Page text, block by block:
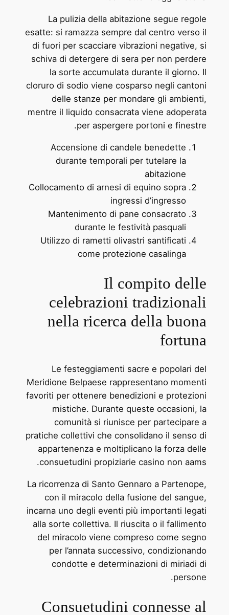
La pulizia della abitazione segue regole
esatte: si ramazza sempre dal centro verso il
di fuori per scacciare vibrazioni negative, si
schiva di detergere di sera per non perdere
la sorte accumulata durante il giorno. Il
cloruro di sodio viene cosparso negli cantoni
delle stanze per mondare gli ambienti,
mentre il liquido consacrata viene adoperata
per aspergere portoni e finestre.
Accensione di candele benedette
durante temporali per tutelare la
abitazione
Collocamento di arnesi di equino sopra
ingressi d’ingresso
Mantenimento di pane consacrato
durante le festività pasquali
Utilizzo di rametti olivastri santificati
come protezione casalinga
Il compito delle
celebrazioni tradizionali
nella ricerca della buona
fortuna
Le festeggiamenti sacre e popolari del
Meridione Belpaese rappresentano momenti
favoriti per ottenere benedizioni e protezioni
mistiche. Durante queste occasioni, la
comunità si riunisce per partecipare a
pratiche collettivi che consolidano il senso di
appartenenza e moltiplicano la forza delle
consuetudini propiziarie casino non aams.
La ricorrenza di Santo Gennaro a Partenope,
con il miracolo della fusione del sangue,
incarna uno degli eventi più importanti legati
alla sorte collettiva. Il riuscita o il fallimento
del miracolo viene compreso come segno
per l’annata successivo, condizionando
condotte e determinazioni di miriadi di
persone.
Consuetudini connesse al